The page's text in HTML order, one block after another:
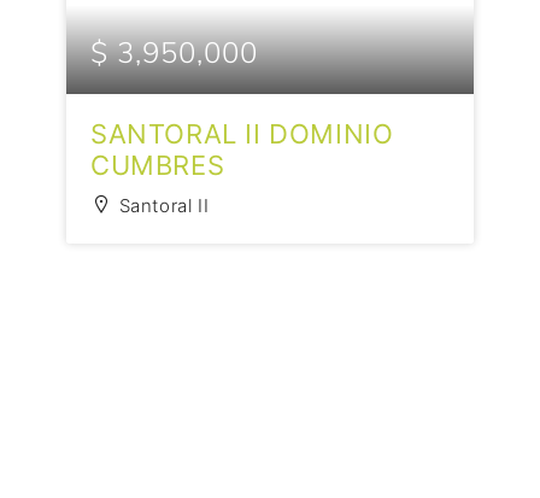
$ 3,950,000
SANTORAL II DOMINIO
CUMBRES
Santoral II